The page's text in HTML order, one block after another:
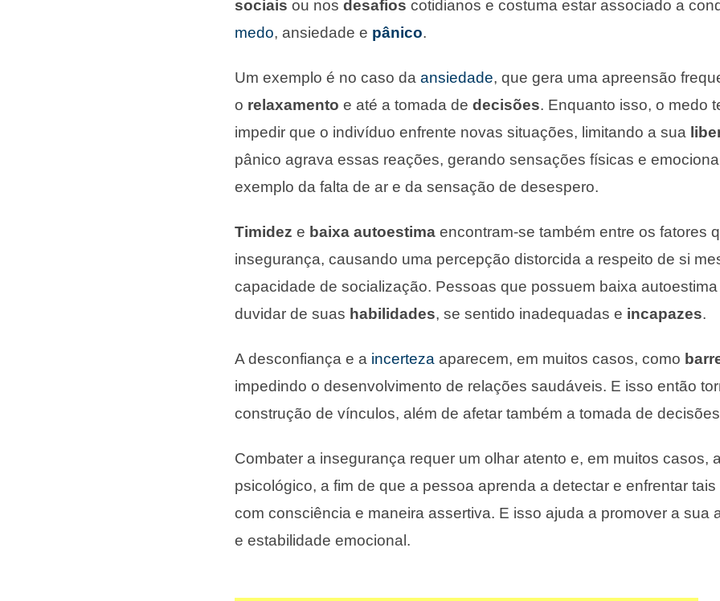
sociais ou nosdesafios cotidianos e costuma estar associado a
medo, ansiedade e pânico.
Um exemplo é no caso daansiedade, que gera uma apreensão
o relaxamento e até a tomada dedecisões. Enquanto isso, o medo
impedir que o indivíduo enfrente novas situações, limitando a sua
pânico agrava essas reações, gerando sensações físicas e
exemplo da falta de ar e da sensação de desespero.
Timidez e baixa autoestima encontram-se também entre os fatores
insegurança, causando uma percepção distorcida a respeito de si
capacidade de socialização. Pessoas que possuem baixa
duvidar de suas habilidades, se sentido inadequadas e incapazes.
A desconfiança e a incerteza aparecem, em muitos casos, como
impedindo o desenvolvimento de relações saudáveis. E isso então
construção de vínculos, além de afetar também a tomada de
Combater a insegurança requer um olhar atento e, em muitos casos,
psicológico, a fim de que a pessoa aprenda a detectar e enfrentar
com consciência e maneira assertiva. E isso ajuda a promover a sua
e estabilidade emocional.